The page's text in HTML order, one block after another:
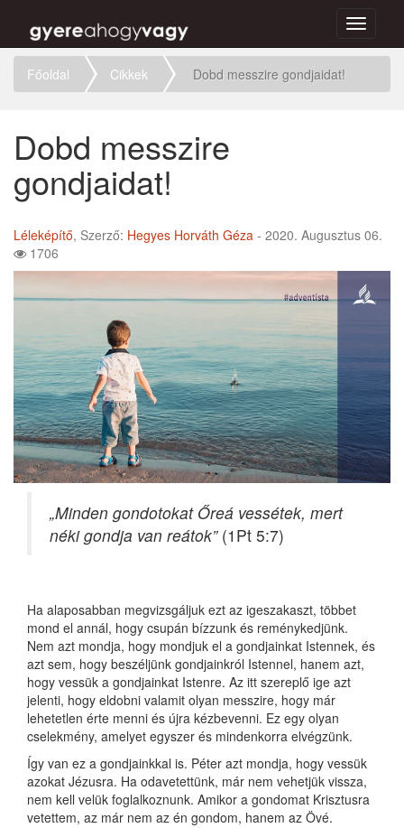
Toggle
Főoldal
Cikkek Dobd messzire gondjaidat!
Dobd messzire
gondjaidat!
Léleképítő, Szerző: Hegyes Horváth Géza - 2020. Augusztus 06.
1706
„Minden gondotokat Őreá vessétek, mert
néki gondja van reátok”(1Pt 5:7)
Ha alaposabban megvizsgáljuk ezt az igeszakaszt, többet
mond el annál, hogy csupán bízzunk és reménykedjünk.
Nem azt mondja, hogy mondjuk el a gondjainkat Istennek, és
azt sem, hogy beszéljünk gondjainkról Istennel, hanem azt,
hogy vessük a gondjainkat Istenre. Az itt szereplő ige azt
jelenti, hogy eldobni valamit olyan messzire, hogy már
lehetetlen érte menni és újra kézbevenni. Ez egy olyan
cselekmény, amelyet egyszer és mindenkorra elvégzünk.
Így van ez a gondjainkkal is. Péter azt mondja, hogy vessük
azokat Jézusra. Ha odavetettünk, már nem vehetjük vissza,
nem kell velük foglalkoznunk. Amikor a gondomat Krisztusra
vetettem, az már nem az én gondom, hanem az Övé.